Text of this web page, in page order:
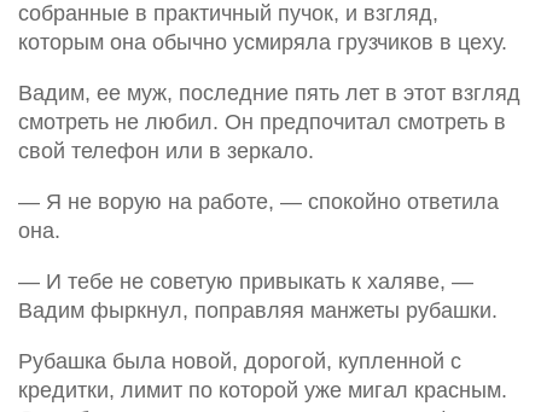
собранные в практичный пучок, и взгляд,
которым она обычно усмиряла грузчиков в цеху.
Вадим, ее муж, последние пять лет в этот взгляд
смотреть не любил. Он предпочитал смотреть в
свой телефон или в зеркало.
— Я не ворую на работе, — спокойно ответила
она.
— И тебе не советую привыкать к халяве, —
Вадим фыркнул, поправляя манжеты рубашки.
Рубашка была новой, дорогой, купленной с
кредитки, лимит по которой уже мигал красным.